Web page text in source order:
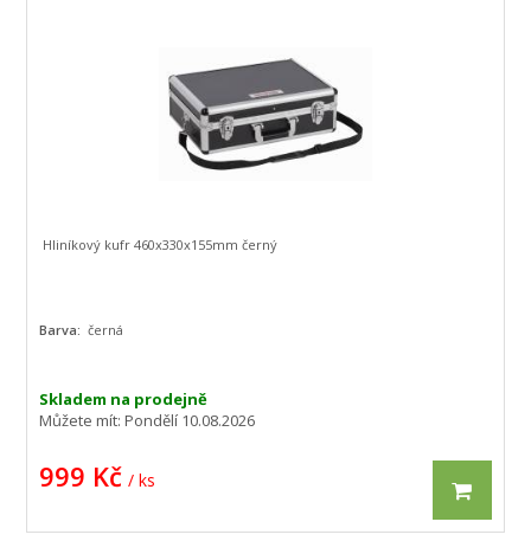
Skladem na prodejně
Můžete mít:Pondělí 10.08.2026
999 Kč / ks
Hliníkový kufr 460x330x155mm černý
Barva:černá